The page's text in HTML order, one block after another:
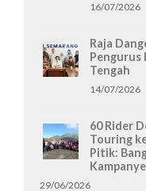
16/07/2026
Raja
Pengurus
Tengah
14/07/2026
60 Rider
Touring
Pitik:
29/06/2026